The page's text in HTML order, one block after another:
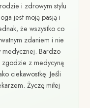
i zdrowym stylu
jest moją pasją i
że wszystko co
zdaniem i nie
medycznej. Bardzo
zgodzie z medycyną
ciekawostkę. Jeśli
Życzę miłej